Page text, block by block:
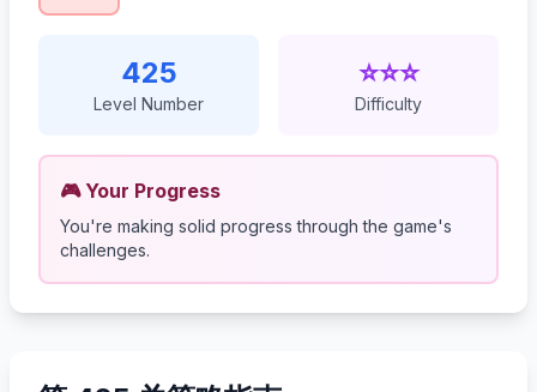
425
Level Number
⭐⭐⭐
Difficulty
🎮 Your Progress
You're making solid progress through the game's
challenges.